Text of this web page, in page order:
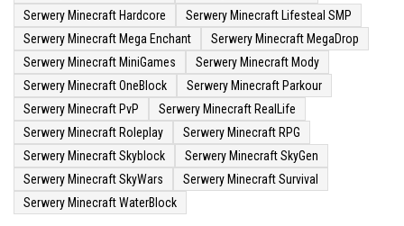
Serwery Minecraft Hardcore
Serwery Minecraft Lifesteal SMP
Serwery Minecraft Mega Enchant
Serwery Minecraft MegaDrop
Serwery Minecraft MiniGames
Serwery Minecraft Mody
Serwery Minecraft OneBlock
Serwery Minecraft Parkour
Serwery Minecraft PvP
Serwery Minecraft RealLife
Serwery Minecraft Roleplay
Serwery Minecraft RPG
Serwery Minecraft Skyblock
Serwery Minecraft SkyGen
Serwery Minecraft SkyWars
Serwery Minecraft Survival
Serwery Minecraft WaterBlock